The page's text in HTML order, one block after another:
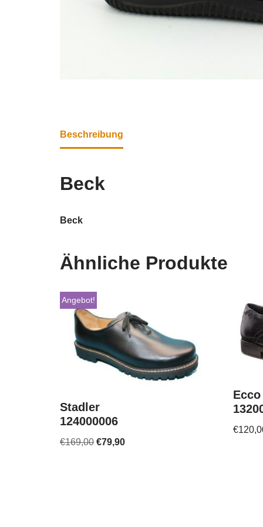
Beschreibung
Beck
Beck
Ähnliche Produkte
Angebot!
Stadler
124000006
€169,00 €79,90
Ecco
€